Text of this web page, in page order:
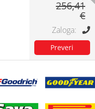
256,41
€